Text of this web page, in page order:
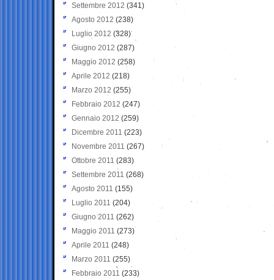
Settembre 2012 (341)
Agosto 2012 (238)
Luglio 2012 (328)
Giugno 2012 (287)
Maggio 2012 (258)
Aprile 2012 (218)
Marzo 2012 (255)
Febbraio 2012 (247)
Gennaio 2012 (259)
Dicembre 2011 (223)
Novembre 2011 (267)
Ottobre 2011 (283)
Settembre 2011 (268)
Agosto 2011 (155)
Luglio 2011 (204)
Giugno 2011 (262)
Maggio 2011 (273)
Aprile 2011 (248)
Marzo 2011 (255)
Febbraio 2011 (233)